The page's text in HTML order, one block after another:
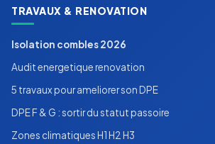
TRAVAUX & RENOVATION
Isolation combles 2026
Audit energetique renovation
5 travaux pour ameliorer son DPE
DPE F & G : sortir du statut passoire
Zones climatiques H1 H2 H3